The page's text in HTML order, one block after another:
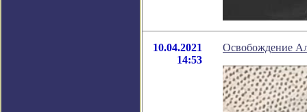
10.04.2021
14:53
Освобождение